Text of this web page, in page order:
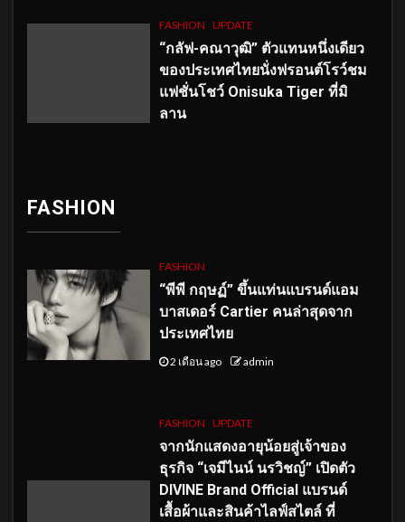
FASHION UPDATE
“กลัฟ-คณาวุฒิ” ตัวแทนหนึ่งเดียว
ของประเทศไทยนั่งฟรอนต์โรว์ชม
แฟชั่นโชว์ Onisuka Tiger ที่มิ
ลาน
FASHION
FASHION
“พีพี กฤษฏ์” ขึ้นแท่นแบรนด์แอม
บาสเดอร์ Cartier คนล่าสุดจาก
ประเทศไทย
2 เดือน ago admin
FASHION UPDATE
จากนักแสดงอายุน้อยสู่เจ้าของ
ธุรกิจ “เจมีไนน์ นรวิชญ์” เปิดตัว
DIVINE Brand Official แบรนด์
เสื้อผ้าและสินค้าไลฟ์สไตล์ ที่